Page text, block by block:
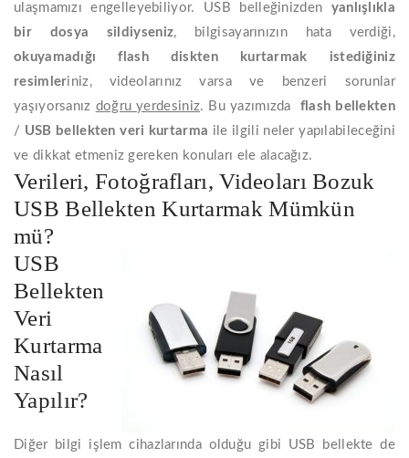
ulaşmamızı engelleyebiliyor. USB belleğinizden yanlışlıkla
bir dosya sildiyseniz, bilgisayarınızın hata verdiği,
okuyamadığı flash diskten kurtarmak istediğiniz
resimleriniz, videolarınız varsa ve benzeri sorunlar
yaşıyorsanız doğru yerdesiniz. Bu yazımızda flash bellekten
/ USB bellektenveri kurtarma ile ilgili neler yapılabileceğini
ve dikkat etmeniz gereken konuları ele alacağız.
Verileri, Fotoğrafları, Videoları Bozuk
USB Bellekten Kurtarmak Mümkün
mü?
Diğer bilgi işlem cihazlarında olduğu gibi USB bellekte de
USB
Bellekten
Veri
Kurtarma
Nasıl
Yapılır?